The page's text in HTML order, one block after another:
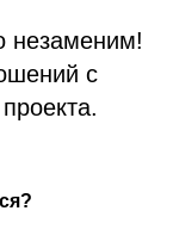
незаменим!
с